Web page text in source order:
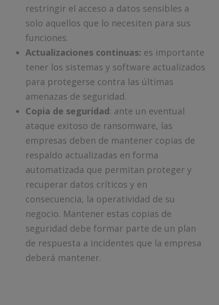
restringir el acceso a datos sensibles a
solo aquellos que lo necesiten para sus
funciones.
Actualizaciones continuas: es importante
tener los sistemas y software actualizados
para protegerse contra las últimas
amenazas de seguridad.
Copia de seguridad: ante un eventual
ataque exitoso de ransomware, las
empresas deben de mantener copias de
respaldo actualizadas en forma
automatizada que permitan proteger y
recuperar datos críticos y en
consecuencia, la operatividad de su
negocio. Mantener estas copias de
seguridad debe formar parte de un plan
de respuesta a incidentes que la empresa
deberá mantener.